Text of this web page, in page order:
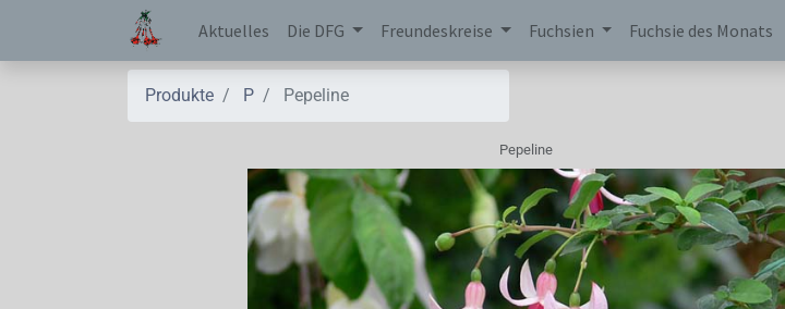
Aktuelles Die DFG Freundeskreise Fuchsien Fuchsie des Monats
Produkte P Pepeline
Pepeline